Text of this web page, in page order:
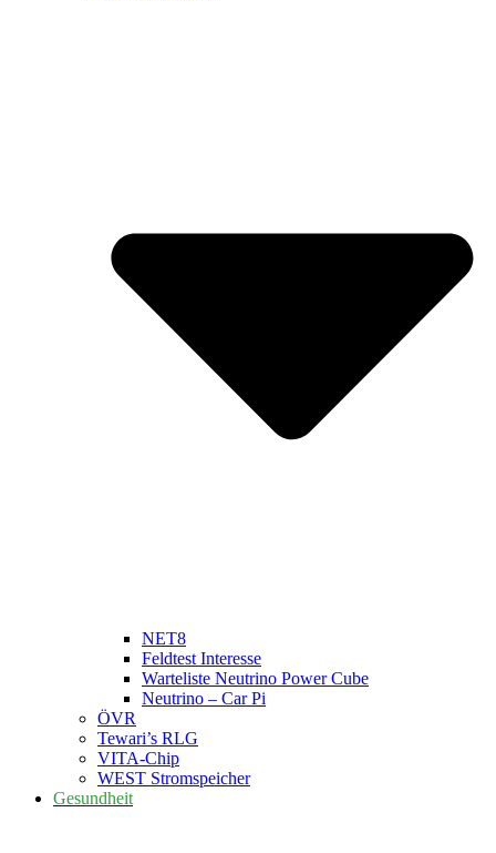
NET8
Feldtest Interesse
Warteliste Neutrino Power Cube
Neutrino – Car Pi
ÖVR
Tewari’s RLG
VITA-Chip
WEST Stromspeicher
Gesundheit